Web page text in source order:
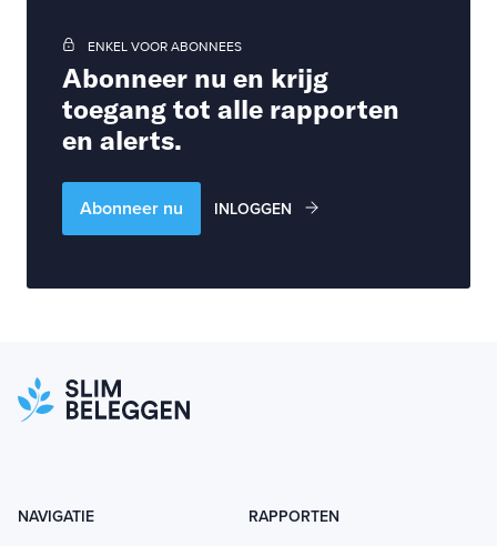
ENKEL VOOR ABONNEES
Abonneer nu en krijg
toegang tot alle rapporten
en alerts.
Abonneer nu INLOGGEN
NAVIGATIE RAPPORTEN